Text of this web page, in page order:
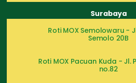
Surabaya
Roti MOX Semolowaru -
Semolo 20B
Roti MOX Pacuan Kuda - Jl.
no.82